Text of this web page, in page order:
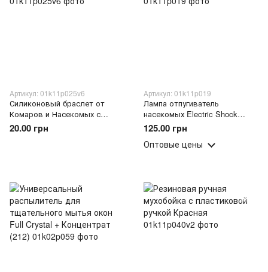
Артикул: 01k11p025v6
Силиконовый браслет от
Комаров и Насекомых с
капсулой зеленый/945
20.00 грн
Артикул: 01k11p019
Лампа отпугиватель
насекомых Electric Shock
Mosquito Lamp (X26)
125.00 грн
Оптовые цены